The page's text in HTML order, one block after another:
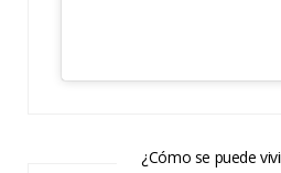
¿Cómo se puede